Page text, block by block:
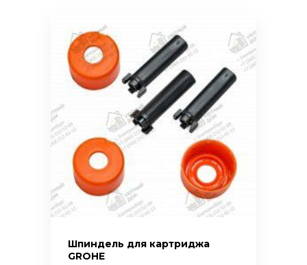
Шпиндель для картриджа
GROHE